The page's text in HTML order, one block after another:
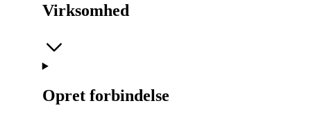
Virksomhed
Opret forbindelse